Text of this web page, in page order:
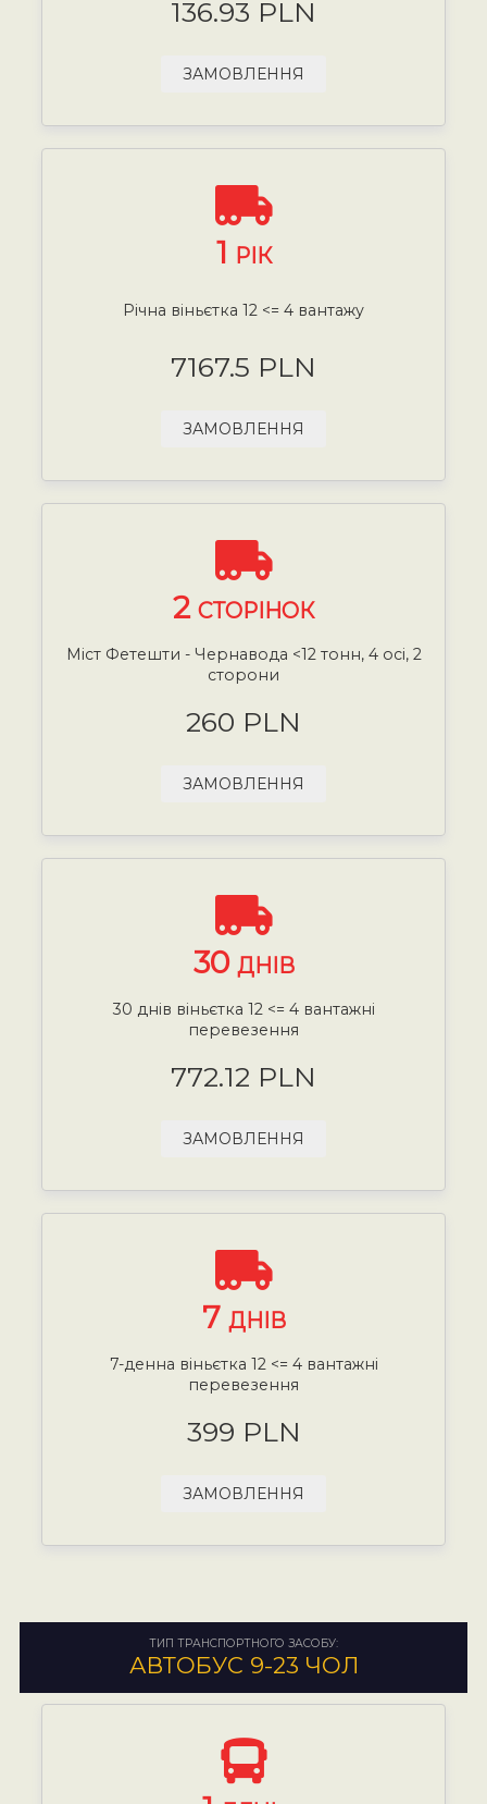
136.93 PLN
ЗАМОВЛЕННЯ
1 РІК
Річна віньєтка 12 <= 4 вантажу
7167.5 PLN
ЗАМОВЛЕННЯ
2 СТОРІНОК
Міст Фетешти - Чернавода <12 тонн, 4 осі, 2
сторони
260 PLN
ЗАМОВЛЕННЯ
30 ДНІВ
30 днів віньєтка 12 <= 4 вантажні
перевезення
772.12 PLN
ЗАМОВЛЕННЯ
7 ДНІВ
7-денна віньєтка 12 <= 4 вантажні
перевезення
399 PLN
ЗАМОВЛЕННЯ
ТИП ТРАНСПОРТНОГО ЗАСОБУ:
АВТОБУС 9-23 ЧОЛ